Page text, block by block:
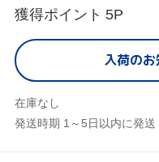
獲得ポイント 5P
入荷の
在庫なし
発送時期 1～5日以内に発送